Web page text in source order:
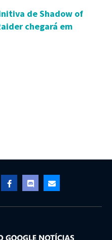
de Shadow of
chegará em